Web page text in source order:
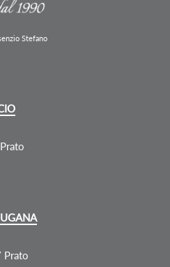
Stefano
Prato